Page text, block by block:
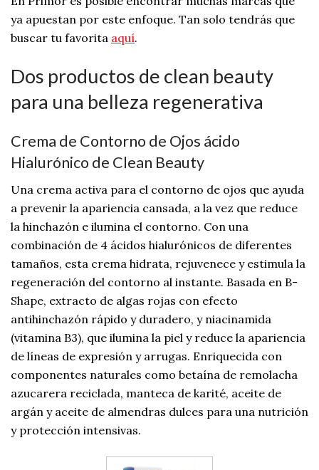
ya apuestan por este enfoque. Tan solo tendrás que
buscar tu favorita aquí.
Dos productos de clean beauty
para una belleza regenerativa
Crema de Contorno de Ojos ácido
Hialurónico de Clean Beauty
Una crema activa para el contorno de ojos que ayuda
a prevenir la apariencia cansada, a la vez que reduce
la hinchazón e ilumina el contorno. Con una
combinación de 4 ácidos hialurónicos de diferentes
tamaños, esta crema hidrata, rejuvenece y estimula la
regeneración del contorno al instante. Basada en B-
Shape, extracto de algas rojas con efecto
antihinchazón rápido y duradero, y niacinamida
(vitamina B3), que ilumina la piel y reduce la apariencia
de líneas de expresión y arrugas. Enriquecida con
componentes naturales como betaína de remolacha
azucarera reciclada, manteca de karité, aceite de
argán y aceite de almendras dulces para una nutrición
y protección intensivas.